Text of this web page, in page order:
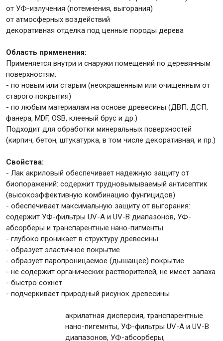
от УФ-излучения (потемнения, выгорания)
от атмосферных воздействий
декоративная отделка под ценные породы дерева
Область применения:
Применяется внутри и снаружи помещений по деревянным
поверхностям:
- по новым или старым (неокрашенным или очищенным от
старого покрытия)
- по любым материалам на основе древесины (ДВП, ДСП,
фанера, MDF, OSB, клееный брус и др.)
Подходит для обработки минеральных поверхностей
(кирпич, бетон, штукатурка, в том числе декоративная, и пр.)
Свойства:
- Лак акриловый обеспечивает надежную защиту от
биопоражений: содержит трудновымываемый антисептик
(высокоэффективную комбинацию фунгицидов)
- обеспечивает максимальную защиту от выгорания:
содержит УФ-фильтры UV-A и UV-B диапазонов, УФ-
абсорберы и транспарентные нано-пигменты
- глубоко проникает в структуру древесины
- образует эластичное покрытие
- образует паропроницаемое (дышащее) покрытие
- не содержит органических растворителей, не имеет запаха
- быстро сохнет
- подчеркивает природный рисунок древесины
акрилатная дисперсия, транспарентные
нано-пигемнты, УФ-фильтры UV-A и UV-B
диапазонов, УФ-абсорберы,
Всё для дома и сада
Товары для бани и сауны
Оборудование для клининга и уборки